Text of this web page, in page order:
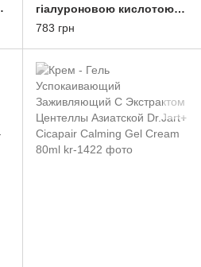
гіалуроновою кислотою
Missha Super Aqua Ultra
783 грн